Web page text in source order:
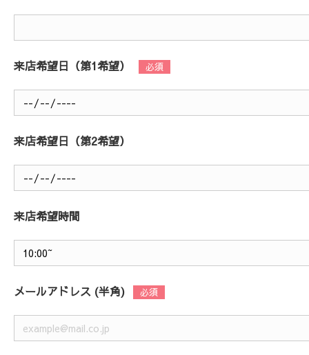
来店希望日（第1希望）
来店希望日（第2希望）
来店希望時間
メールアドレス (半角)